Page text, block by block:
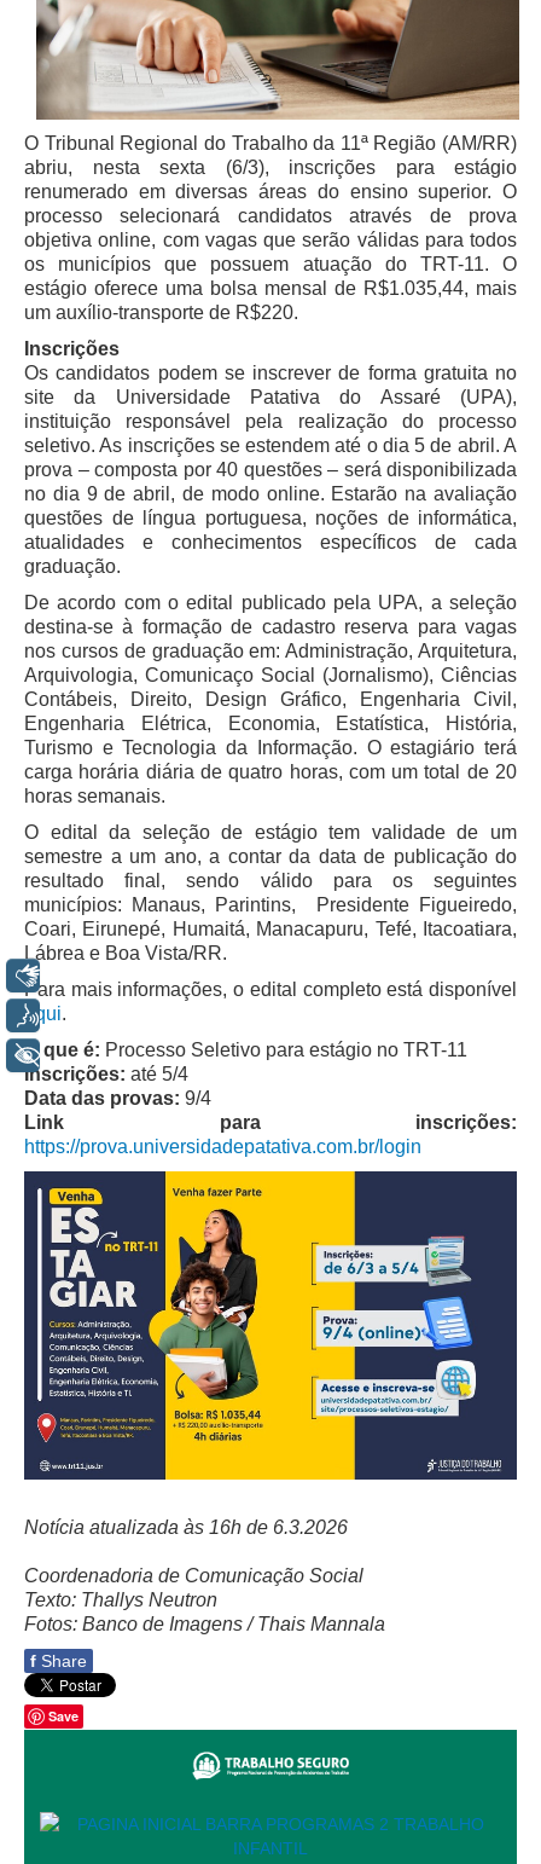
Juízes Substitutos
Diretores
Comitê Gestor Regional do PJe
Comitê Gestor Regional do e-Gestão e de Tabelas
Processuais Unificadas
Comitê do Datajud
Comissão Regional de Pesquisa Judiciária e Ciência de
Dados
Comissão de Ética
Comitê de Priorização do Primeiro Grau
Comissão de Uniformização de Jurisprudência
Comitê de Gestão de Pessoas
Comissão de Vitaliciamento
Comitê de Atenção Integral à Saúde de Magistrados e
Servidores
Comitê de Segurança Permanente
Comitê de Combate ao Trabalho Infantil e de Estímulo à
Aprendizagem
Comitê de Incentivo à Participação Institucional Feminina
no âmbito do TRT-11
Comitê de Prevenção e Enfrentamento do Assédio
Moral, do Assédio Sexual e da Discriminação
Comitê Gestor do Plano de Contratações e Aquisições
no Âmbito do TRT11
Grupo Operacional do Centro de Inteligência
Comitê de Equidade de Raça, Gênero e Diversidade
Comitê PopRuaJud
Comissão Permanente de Avaliação Documental
Automação e IA
Governança
Governança de TI
Gestão Estratégica
Governança das Contratações Obras
Rede de Governança Colaborativa
Gestão de Riscos
Laboratório de Inovação
Assessoria de Governança de Gestão de Pessoas
Biblioteca
Centro de Memória
Educação a distância
Comissão Permanente de Acessibilidade e Inclusão
Programa Trabalho Seguro
O Tribunal Regional do Trabalho da 11ª Região (AM/RR)
abriu, nesta sexta (6/3), inscrições para estágio
renumerado em diversas áreas do ensino superior. O
processo selecionará candidatos através de prova
objetiva online, com vagas que serão válidas para todos
os municípios que possuem atuação do TRT-11. O
estágio oferece uma bolsa mensal de R$1.035,44, mais
um auxílio-transporte de R$220.
Inscrições
Os candidatos podem se inscrever de forma gratuita no
site da Universidade Patativa do Assaré (UPA),
instituição responsável pela realização do processo
seletivo. As inscrições se estendem até o dia 5 de abril. A
prova – composta por 40 questões – será disponibilizada
no dia 9 de abril, de modo online. Estarão na avaliação
questões de língua portuguesa, noções de informática,
atualidades e conhecimentos específicos de cada
graduação.
De acordo com o edital publicado pela UPA, a seleção
destina-se à formação de cadastro reserva para vagas
nos cursos de graduação em: Administração, Arquitetura,
Arquivologia, Comunicaço Social (Jornalismo), Ciências
Contábeis, Direito, Design Gráfico, Engenharia Civil,
Engenharia Elétrica, Economia, Estatística, História,
Turismo e Tecnologia da Informação. O estagiário terá
carga horária diária de quatro horas, com um total de 20
horas semanais.
O edital da seleção de estágio tem validade de um
semestre a um ano, a contar da data de publicação do
resultado final, sendo válido para os seguintes
municípios: Manaus, Parintins, Presidente Figueiredo,
Coari, Eirunepé, Humaitá, Manacapuru, Tefé, Itacoatiara,
Lábrea e Boa Vista/RR.
Para mais informações, o edital completo está disponível
aqui.
O que é: Processo Seletivo para estágio no TRT-11
Inscrições: até 5/4
Data das provas: 9/4
Link para inscrições:
https://prova.universidadepatativa.com.br/login
Notícia atualizada às 16h de 6.3.2026
Coordenadoria de Comunicação Social
Texto: Thallys Neutron
Fotos: Banco de Imagens / Thais Mannala
f Share
Save
+ Acessibilidade